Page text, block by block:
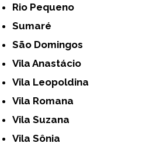
Rio Pequeno
Sumaré
São Domingos
Vila Anastácio
Vila Leopoldina
Vila Romana
Vila Suzana
Vila Sônia